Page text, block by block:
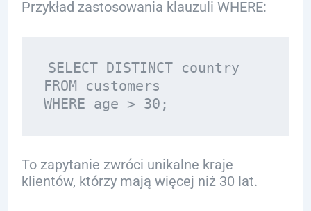
Przykład zastosowania klauzuli WHERE:
SELECT DISTINCT country
FROM customers
To zapytanie zwróci unikalne kraje
klientów, którzy mają więcej niż 30 lat.